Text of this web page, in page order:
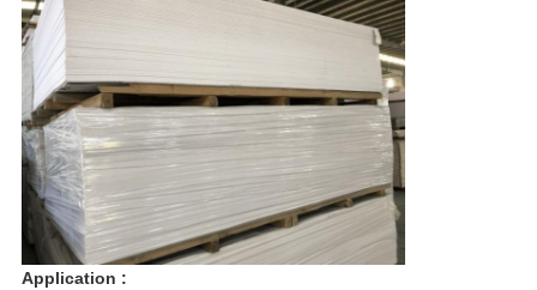
Application :